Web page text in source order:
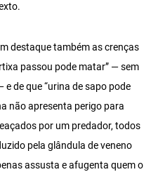
destaque também as crenças
passou pode matar” — sem
de que “urina de sapo pode
não apresenta perigo para
por um predador, todos
pela glândula de veneno
assusta e afugenta quem o